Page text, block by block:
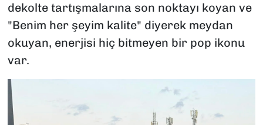
dekolte tartışmalarına son noktayı koyan ve
"Benim her şeyim kalite" diyerek meydan
okuyan, enerjisi hiç bitmeyen bir pop ikonu
var.